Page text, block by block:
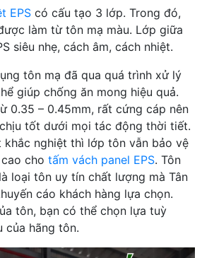
EPS có cấu tạo 3 lớp. Trong đó,
làm từ tôn mạ màu. Lớp giữa
siêu nhẹ, cách âm, cách nhiệt.
tôn mạ đã qua quá trình xử lý
giúp chống ăn mong hiệu quả.
0.35 – 0.45mm, rất cứng cáp nên
tốt dưới mọi tác động thời tiết.
nghiệt thì lớp tôn vẫn bảo vệ
cho tấm vách panel EPS. Tôn
loại tôn uy tín chất lượng mà Tân
cáo khách hàng lựa chọn.
tôn, bạn có thể chọn lựa tuỳ
của hãng tôn.